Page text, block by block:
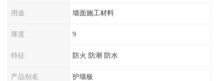
用途 墙面施工材料
厚度 9
特征 防火 防潮 防水
产品别名 护墙板